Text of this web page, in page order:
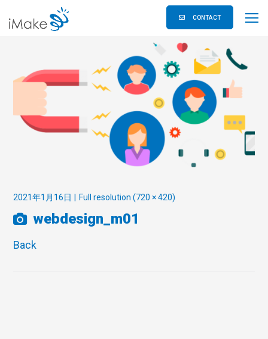
CONTACT
2021年1月16日 Full resolution (720 × 420)
webdesign_m01
Back